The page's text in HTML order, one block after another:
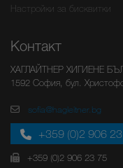
Настройки за бисквитки
Контакт
ХАГЛАЙТНЕР ХИГИЕНЕ
1592 София, бул.
sofia@hagleitner.bg
+359 (0)2 906
+359 (0)2 906 23 75